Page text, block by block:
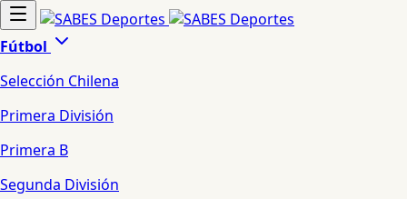
Fútbol
Selección Chilena
Primera División
Primera B
Segunda División